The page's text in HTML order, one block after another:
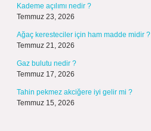
Kademe açılımı nedir ?
Temmuz 23, 2026
Ağaç keresteciler için ham madde midir ?
Temmuz 21, 2026
Gaz bulutu nedir ?
Temmuz 17, 2026
Tahin pekmez akciğere iyi gelir mi ?
Temmuz 15, 2026